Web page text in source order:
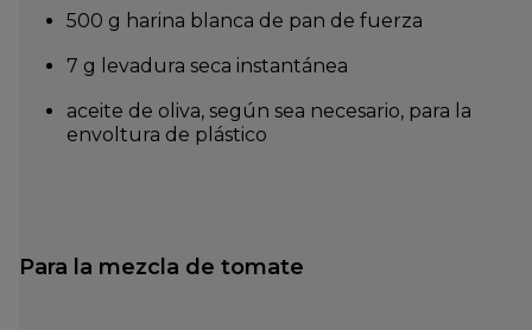
500 g harina blanca de pan de fuerza
7 g levadura seca instantánea
aceite de oliva, según sea necesario, para la
envoltura de plástico
Para la mezcla de tomate